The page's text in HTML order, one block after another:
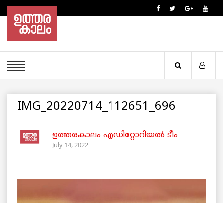
IMG_20220714_112651_696
ഉത്തരകാലം എഡിറ്റോറിയല്‍ ടീം
July 14, 2022